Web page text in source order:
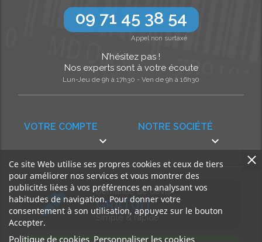
NOTRE SOCIÉTÉ

VOTRE COMPTE

09 71 45 38 54
Appel non surtaxé
N’hésitez pas !
Nos experts sont à votre écoute
Lun-Jeu de 9h à 17h30 - Ven de 9h à 16h30
Demande de devis
GRATUIT
Simple & rapide
Ce site Web utilise ses propres cookies et ceux de tiers
pour améliorer nos services et vous montrer des
publicités liées à vos préférences en analysant vos
habitudes de navigation. Pour donner votre
consentement à son utilisation, appuyez sur le bouton
Accepter.
Politique de cookies Personnaliser les cookies